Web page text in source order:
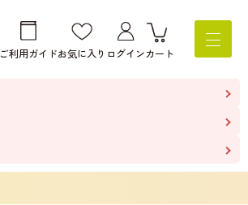
ご利用ガイドお気に入り ログインカート